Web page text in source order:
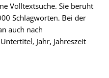
Volltextsuche. Sie beruht
Schlagworten. Bei der
auch nach
Jahr, Jahreszeit